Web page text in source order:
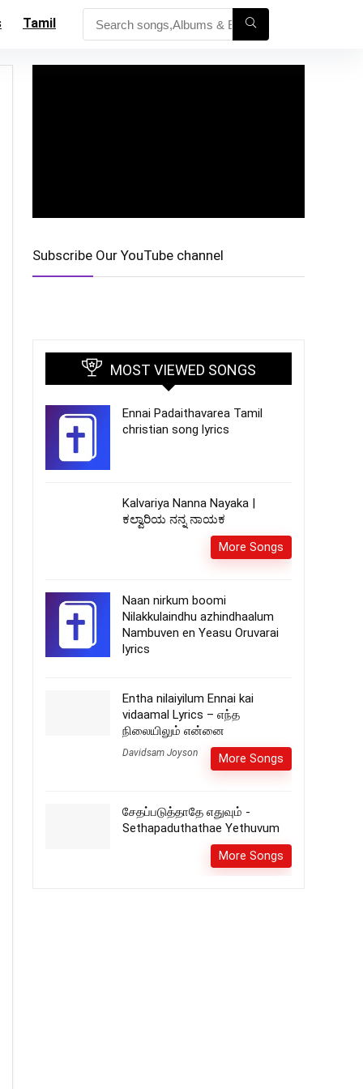
Tamil
Subscribe Our YouTube channel
MOST VIEWED SONGS
Ennai Padaithavarea Tamil
christian song lyrics
Kalvariya Nanna Nayaka |
ಕಲ್ವಾರಿಯ ನನ್ನ ನಾಯಕ
More Songs
Naan nirkum boomi
Nilakkulaindhu azhindhaalum
Nambuven en Yeasu Oruvarai
lyrics
Entha nilaiyilum Ennai kai
vidaamal Lyrics – எந்த
நிலையிலும் என்னை
Davidsam Joyson More Songs
சேதப்படுத்தாதே எதுவும் -
Sethapaduthathae Yethuvum
More Songs